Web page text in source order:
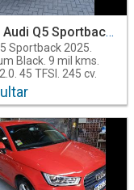
Audi Q5 Sportback 2025
Sportback 2025.
Black. 9 mil kms.
45 TFSI. 245 cv.
Quattro. Caja
S-Tronic. Mallorca
B°Reconquista,
del Estero. Si querés
nuestra ubicación
siguiente link:
maps.app.goo.gl/